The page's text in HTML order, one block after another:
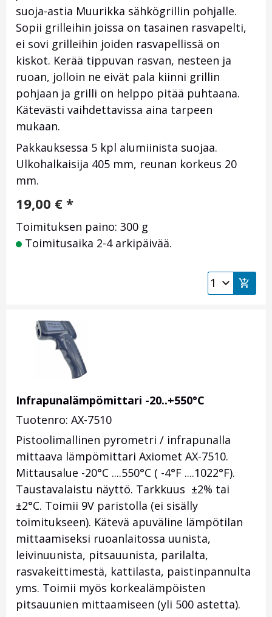
suoja-astia Muurikka sähkögrillin pohjalle.
Sopii grilleihin joissa on tasainen rasvapelti,
ei sovi grilleihin joiden rasvapellissä on
kiskot. Kerää tippuvan rasvan, nesteen ja
ruoan, jolloin ne eivät pala kiinni grillin
pohjaan ja grilli on helppo pitää puhtaana.
Kätevästi vaihdettavissa aina tarpeen
mukaan.
Pakkauksessa 5 kpl alumiinista suojaa.
Ulkohalkaisija 405 mm, reunan korkeus 20
mm.
19,00 € *
Toimituksen paino: 300 g
Toimitusaika 2-4 arkipäivää.
Infrapunalämpömittari -20..+550°C
Tuotenro: AX-7510
Pistoolimallinen pyrometri / infrapunalla
mittaava lämpömittari Axiomet AX-7510.
Mittausalue -20°C ....550°C ( -4°F ....1022°F).
Taustavalaistu näyttö. Tarkkuus ±2% tai
±2°C. Toimii 9V paristolla (ei sisälly
toimitukseen). Kätevä apuväline lämpötilan
mittaamiseksi ruoanlaitossa uunista,
leivinuunista, pitsauunista, parilalta,
rasvakeittimestä, kattilasta, paistinpannulta
yms. Toimii myös korkealämpöisten
pitsauunien mittaamiseen (yli 500 astetta).